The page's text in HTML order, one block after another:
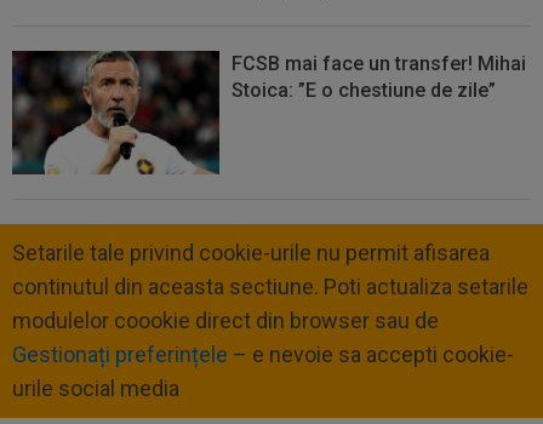
FCSB mai face un transfer! Mihai
Stoica: ”E o chestiune de zile”
Setarile tale privind cookie-urile nu permit afisarea
continutul din aceasta sectiune. Poti actualiza setarile
modulelor coookie direct din browser sau de
Gestionați preferințele – e nevoie sa accepti cookie-
urile social media